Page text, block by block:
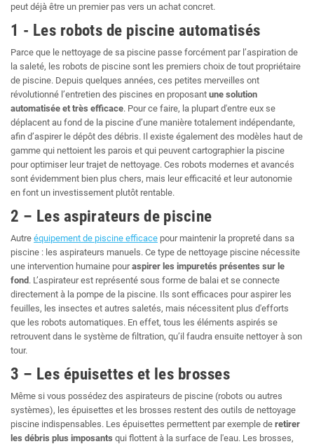
peut déjà être un premier pas vers un achat concret.
1 - Les robots de piscine automatisés
Parce que le nettoyage de sa piscine passe forcément par l’aspiration de
la saleté, les robots de piscine sont les premiers choix de tout propriétaire
de piscine. Depuis quelques années, ces petites merveilles ont
révolutionné l’entretien des piscines en proposant une solution
automatisée et très efficace. Pour ce faire, la plupart d'entre eux se
déplacent au fond de la piscine d’une manière totalement indépendante,
afin d’aspirer le dépôt des débris. Il existe également des modèles haut de
gamme qui nettoient les parois et qui peuvent cartographier la piscine
pour optimiser leur trajet de nettoyage. Ces robots modernes et avancés
sont évidemment bien plus chers, mais leur efficacité et leur autonomie
en font un investissement plutôt rentable.
2 – Les aspirateurs de piscine
Autre équipement de piscine efficace pour maintenir la propreté dans sa
piscine : les aspirateurs manuels. Ce type de nettoyage piscine nécessite
une intervention humaine pouraspirer les impuretés présentes sur le
fond. L’aspirateur est représenté sous forme de balai et se connecte
directement à la pompe de la piscine. Ils sont efficaces pour aspirer les
feuilles, les insectes et autres saletés, mais nécessitent plus d'efforts
que les robots automatiques. En effet, tous les éléments aspirés se
retrouvent dans le système de filtration, qu’il faudra ensuite nettoyer à son
tour.
3 – Les épuisettes et les brosses
Même si vous possédez des aspirateurs de piscine (robots ou autres
systèmes), les épuisettes et les brosses restent des outils de nettoyage
piscine indispensables. Les épuisettes permettent par exemple de retirer
les débris plus imposants qui flottent à la surface de l'eau. Les brosses,